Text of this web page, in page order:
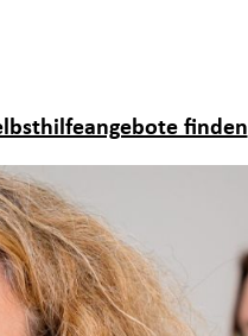
finden